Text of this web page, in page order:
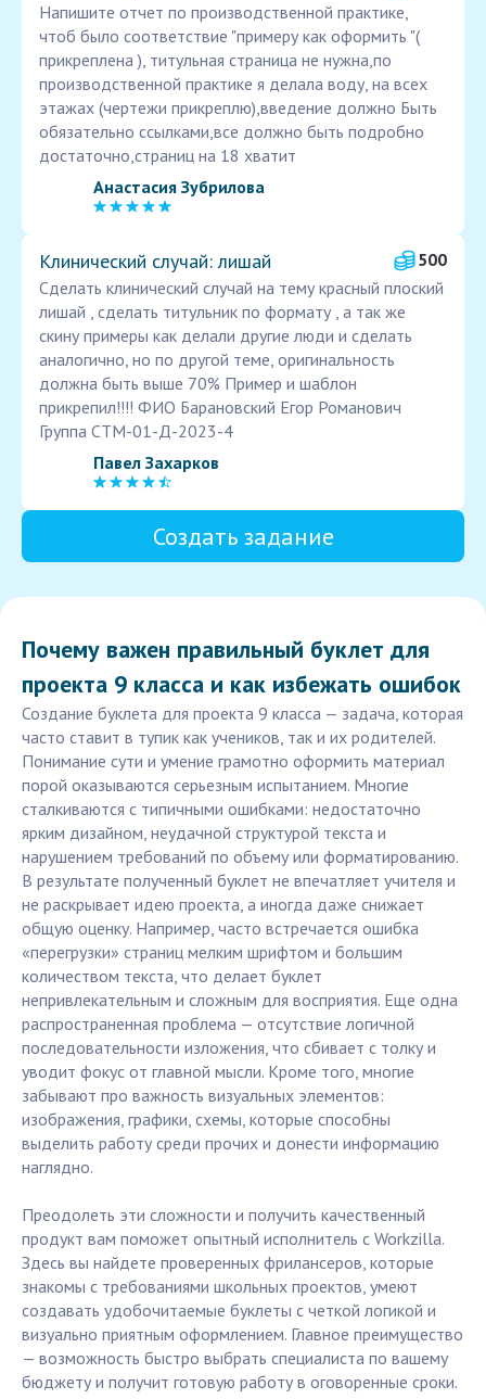
Напишите отчет по производственной практике,
чтоб было соответствие "примеру как оформить "(
прикреплена ), титульная страница не нужна,по
производственной практике я делала воду, на всех
этажах (чертежи прикреплю),введение должно Быть
обязательно ссылками,все должно быть подробно
достаточно,страниц на 18 хватит
Анастасия Зубрилова
Клинический случай: лишай
500
Сделать клинический случай на тему красный плоский
лишай , сделать титульник по формату , а так же
скину примеры как делали другие люди и сделать
аналогично, но по другой теме, оригинальность
должна быть выше 70% Пример и шаблон
прикрепил!!!! ФИО Барановский Егор Романович
Группа СТМ-01-Д-2023-4
Павел Захарков
Создать задание
Почему важен правильный буклет для
проекта 9 класса и как избежать ошибок
Создание буклета для проекта 9 класса — задача, которая
часто ставит в тупик как учеников, так и их родителей.
Понимание сути и умение грамотно оформить материал
порой оказываются серьезным испытанием. Многие
сталкиваются с типичными ошибками: недостаточно
ярким дизайном, неудачной структурой текста и
нарушением требований по объему или форматированию.
В результате полученный буклет не впечатляет учителя и
не раскрывает идею проекта, а иногда даже снижает
общую оценку. Например, часто встречается ошибка
«перегрузки» страниц мелким шрифтом и большим
количеством текста, что делает буклет
непривлекательным и сложным для восприятия. Еще одна
распространенная проблема — отсутствие логичной
последовательности изложения, что сбивает с толку и
уводит фокус от главной мысли. Кроме того, многие
забывают про важность визуальных элементов:
изображения, графики, схемы, которые способны
выделить работу среди прочих и донести информацию
наглядно.
Преодолеть эти сложности и получить качественный
продукт вам поможет опытный исполнитель с Workzilla.
Здесь вы найдете проверенных фрилансеров, которые
знакомы с требованиями школьных проектов, умеют
создавать удобочитаемые буклеты с четкой логикой и
визуально приятным оформлением. Главное преимущество
— возможность быстро выбрать специалиста по вашему
бюджету и получит готовую работу в оговоренные сроки.